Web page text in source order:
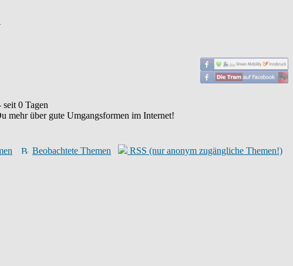
seit 0 Tagen
mehr über gute Umgangsformen im Internet!
Beobachtete Themen RSS (nur anonym zugängliche Themen!)